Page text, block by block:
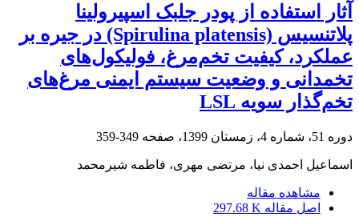
آثار استفاده از پودر جلبک اسپیرولینا
پلاتنسیس ‏‎(Spirulina platensis)‎‏ در جیره بر
عملکرد، کیفیت ‏تخم‌مرغ، فولیکول‌های
تخمدانی و وضعیت سیستم ایمنی مرغ‌های
تخم‌گذار سویه ‏LSL
دوره 51، شماره 4، زمستان 1399، صفحه 349-359
اسماعیل احمدی نیا، مرتضی مهری، فاطمه شیرمحمد
مشاهده مقاله
اصل مقاله 297.68 K